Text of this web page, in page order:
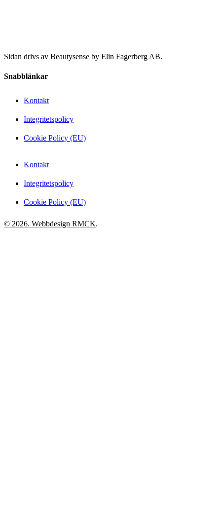
Sidan drivs av Beautysense by Elin Fagerberg AB.
Snabblänkar
Kontakt
Integritetspolicy
Cookie Policy (EU)
Kontakt
Integritetspolicy
Cookie Policy (EU)
© 2026. Webbdesign RMCK.